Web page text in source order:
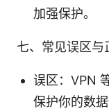
加强保护。
七、常见误区与
误区：VPN
保护你的数